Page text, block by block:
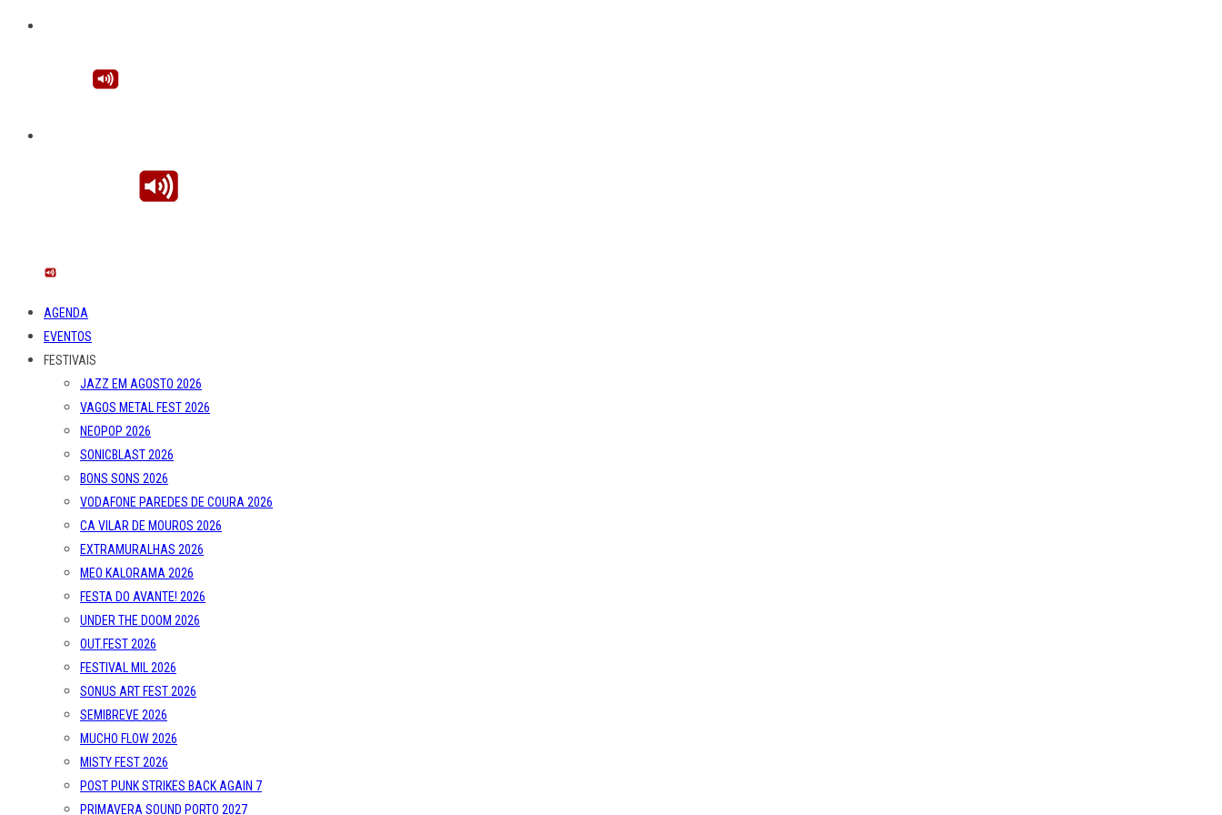
AGENDA
EVENTOS
FESTIVAIS
JAZZ EM AGOSTO 2026
VAGOS METAL FEST 2026
NEOPOP 2026
SONICBLAST 2026
BONS SONS 2026
VODAFONE PAREDES DE COURA 2026
CA VILAR DE MOUROS 2026
EXTRAMURALHAS 2026
MEO KALORAMA 2026
FESTA DO AVANTE! 2026
UNDER THE DOOM 2026
OUT.FEST 2026
FESTIVAL MIL 2026
SONUS ART FEST 2026
SEMIBREVE 2026
MUCHO FLOW 2026
MISTY FEST 2026
POST PUNK STRIKES BACK AGAIN 7
PRIMAVERA SOUND PORTO 2027